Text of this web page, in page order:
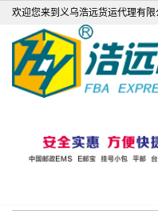
欢迎您来到义乌浩远货运代理有